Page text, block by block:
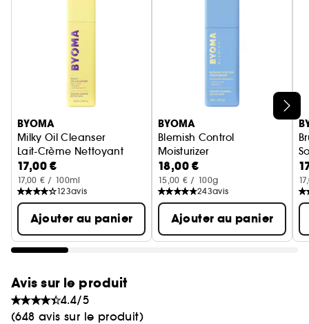
Ignorer le carrousel produits
BYOMA
Milky Oil Cleanser
Lait-Crème Nettoyant
17,00 €
17,00 € / 100ml
123avis
Ajouter au panier
BYOMA
Blemish Control
Moisturizer
Crème hydratante anti
18,00 €
15,00 € / 100g
243avis
Ajouter au panier
Avis sur le produit
4.4/5
(648 avis sur le produit)